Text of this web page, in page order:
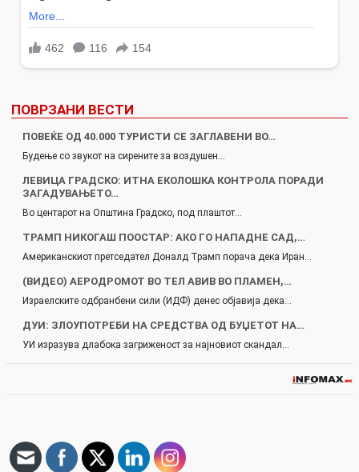
ПОВРЗАНИ ВЕСТИ
ПОВЕЌЕ ОД 40.000 ТУРИСТИ СЕ ЗАГЛАВЕНИ ВО…
Будење со звукот на сирените за воздушен…
ЛЕВИЦА ГРАДСКО: ИТНА ЕКОЛОШКА КОНТРОЛА ПОРАДИ
ЗАГАДУВАЊЕТО…
Во центарот на Општина Градско, под плаштот…
ТРАМП НИКОГАШ ПООСТАР: АКО ГО НАПАДНЕ САД,…
Американскиот претседател Доналд Трамп порача дека Иран…
(ВИДЕО) АЕРОДРОМОТ ВО ТЕЛ АВИВ ВО ПЛАМЕН,…
Израелските одбранбени сили (ИДФ) денес објавија дека…
ДУИ: ЗЛОУПОТРЕБИ НА СРЕДСТВА ОД БУЏЕТОТ НА…
УИ изразува длабока загриженост за најновиот скандал…